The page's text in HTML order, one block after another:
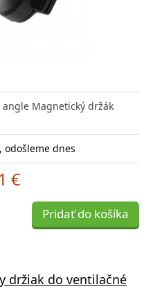
angle Magnetický držák
odošleme dnes
€
Pridať do košíka
držiak do ventilačné